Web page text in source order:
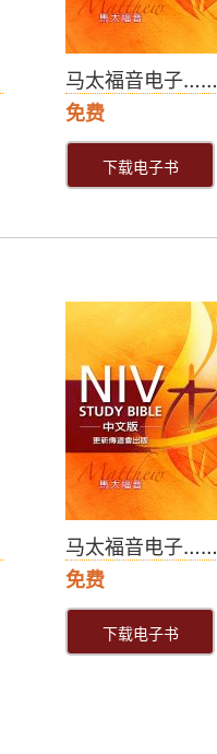
马太福音电子……
免费
下载电子书
马太福音电子……
免费
下载电子书